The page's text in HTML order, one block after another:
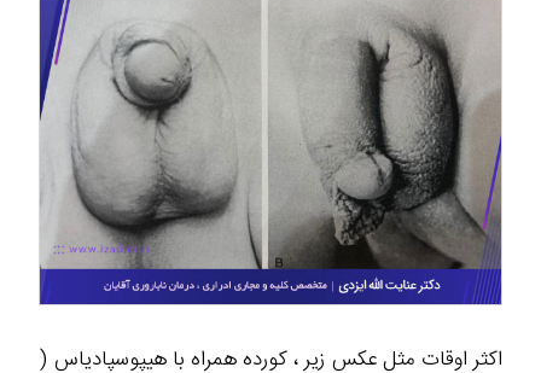
اکثر اوقات مثل عکس زیر ، کورده همراه با هیپوسپادیاس (